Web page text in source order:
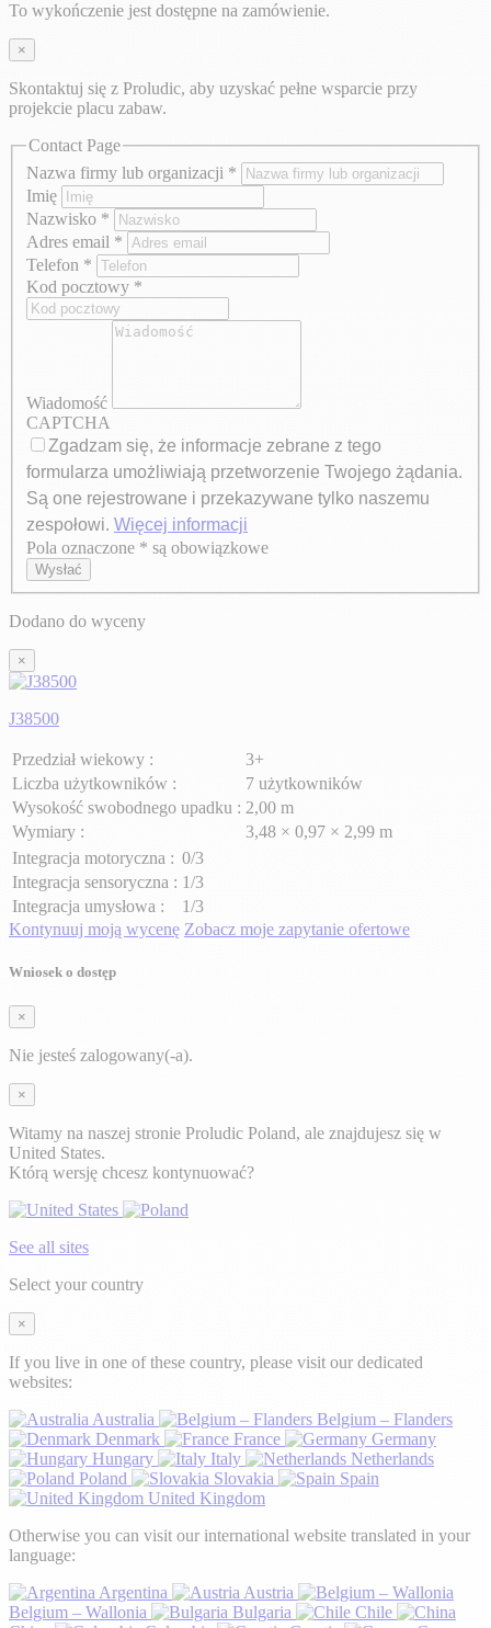
To wykończenie jest dostępne na zamówienie.
×
Skontaktuj się z Proludic, aby uzyskać pełne wsparcie przy
projekcie placu zabaw.
Contact Page
Nazwa firmy lub organizacji *
Imię
Nazwisko *
Adres email *
Telefon *
Kod pocztowy *
Wiadomość
CAPTCHA
Zgadzam się, że informacje zebrane z tego
formularza umożliwiają przetworzenie Twojego żądania.
Są one rejestrowane i przekazywane tylko naszemu
zespołowi. Więcej informacji
Axeptio consent
Pola oznaczone * są obowiązkowe
Wysłać
Dodano do wyceny
×
J38500
Przedział wiekowy :
3+
Liczba użytkowników :
7 użytkowników
Wysokość swobodnego upadku : 2,00 m
Wymiary :
3,48 × 0,97 × 2,99 m
Integracja motoryczna : 0/3
Integracja sensoryczna : 1/3
Integracja umysłowa :
1/3
Kontynuuj moją wycenę Zobacz moje zapytanie ofertowe
Wniosek o dostęp
×
Nie jesteś zalogowany(-a).
×
Witamy na naszej stronie Proludic Poland, ale znajdujesz się w
United States.
Którą wersję chcesz kontynuować?
See all sites
Select your country
×
If you live in one of these country, please visit our dedicated
websites:
Australia
Belgium – Flanders
Denmark
France
Germany
Hungary
Italy
Netherlands
Poland
Slovakia
Spain
United Kingdom
Otherwise you can visit our international website translated in your
language:
Argentina
Austria
Belgium – Wallonia
Bulgaria
Chile